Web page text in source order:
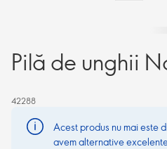
Pilă de unghii
42288
Acest produs nu mai este
avem alternative